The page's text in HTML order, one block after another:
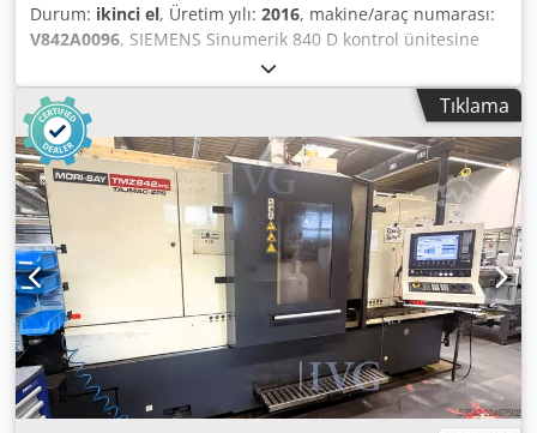
Durum: ikinci el, Üretim yılı: 2016, makine/araç numarası:
V842A0096, SIEMENS Sinumerik 840 D kontrol ünitesine
sahip, V842A0096 seri numaralı, 2016 üretim tarihli
makine. Maks. çubuk çapı 42 mm, maks. ilerleme uzunluğu
180 mm. 8 adet bağımsız tahrikli mil, maks. mil devri 4.500
devir/dakika, her mil motorunun gücü 11 kW (toplam güç
88 kW), maks. mil torku 66 Nm, her mil pozisyonu için
tambur değiştirme süresi 1 saniye. Maks. 8 adet boyuna
kızak, maks. 7 adet çapraz kızak, 1 adet kesme kızak.
Makinenin boyutları (çevre ekipmanları hariç) yaklaşık
7.100 x 2.400 x 3.300 mm, kontrol panosunun boyutları
yaklaşık 5.000 x 600 x 2.300 mm. Makinenin ağırlığı yaklaşık
18.000 kg, kontrol panosunun ağırlığı yaklaşık 2.500 kg.
IEMCA PRA 52/P/33 çubuk yükleme ünitesi, 2018 üretim
tarihli, 021813EA02 seri numaralı. Talaş taşıma bandı ve
ZPS 925A1851C1F filtre sistemi ile birlikte, 2016 üretim
tarihli, 0013 seri numaralı. Aletler dahil değildir. Dkjdpszqy
Tıklama